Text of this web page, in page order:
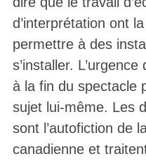
d’interprétation ont
permettre à des
s’installer.
à la fin du spectacle
sujet lui-même. Les
sont l’autofiction de
canadienne et